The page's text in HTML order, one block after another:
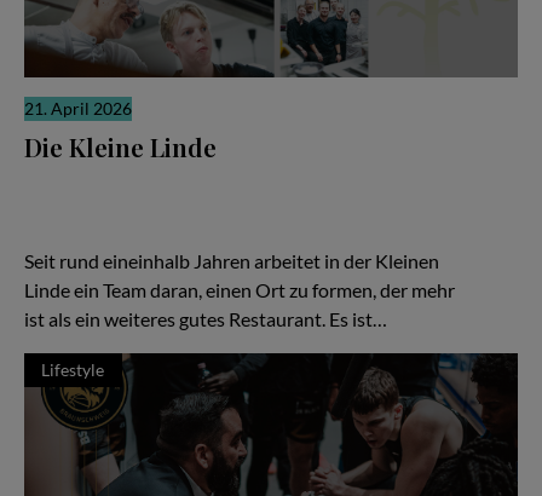
21. April 2026
Die Kleine Linde
Seit rund eineinhalb Jahren arbeitet in der Kleinen
Linde ein Team daran, einen Ort zu formen, der mehr
ist als ein weiteres gutes Restaurant. Es ist…
Lifestyle